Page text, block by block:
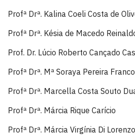
Profª Drª. Kalina Coeli Costa de
Profª Drª. Késia de Macedo
Prof. Dr. Lúcio Roberto Cançado
Profª Drª. Mª Soraya Pereira
Profª Drª. Marcella Costa Souto
Profª Drª. Márcia Rique Carício
Profª Drª. Márcia Virgínia Di